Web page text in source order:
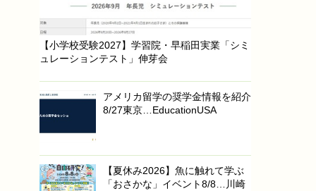
【小学校受験2027】学習院・早稲田実業「シミ
ュレーションテスト」伸芽会
アメリカ留学の奨学金情報を紹介
8/27東京…EducationUSA
【夏休み2026】魚に触れて学ぶ
「おさかな」イベント8/8…川崎